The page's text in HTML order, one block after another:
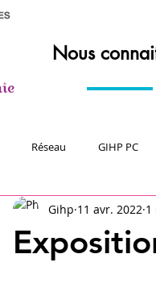
Nous
Réseau GIHP PC
Gihp 11 avr. 2022 1